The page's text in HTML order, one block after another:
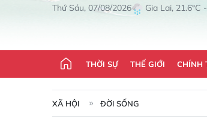
Thứ Sáu, 07/08/2026 Gia Lai, 21.6°C
THỜI SỰ THẾ GIỚI CHÍNH
XÃ HỘI ĐỜI SỐNG